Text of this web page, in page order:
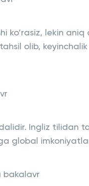
ko‘rasiz, lekin aniq
olib,
Ingliz tilidan
global
bakalavr